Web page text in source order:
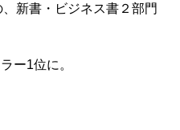
新書・ビジネス書２部門
ー1位に。